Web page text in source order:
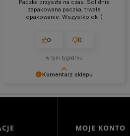
Komentarz sklepu
Cieszymy się, że zakup przeszedł
świetnym klientom. Dziękujemy raz
Paczka przyszła na czas. Solidnie
zapakowana paczka, trwałe
opakowanie. Wszystko ok :)
0 0
w tym tygodniu
MOJE KONTO